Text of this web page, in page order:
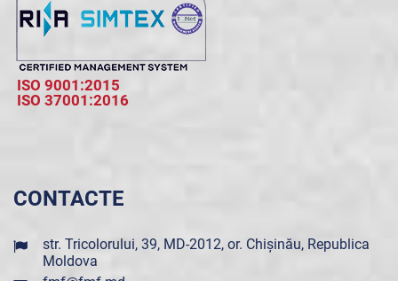
ISO 9001:2015
ISO 37001:2016
CONTACTE
str. Tricolorului, 39, MD-2012, or. Chișinău, Republica
Moldova